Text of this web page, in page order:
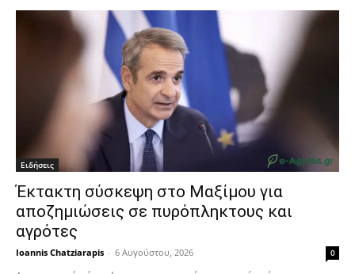
Ειδήσεις
Έκτακτη σύσκεψη στο Μαξίμου για
αποζημιώσεις σε πυρόπληκτους και
αγρότες
Ioannis Chatziarapis - 6 Αυγούστου, 2026 0